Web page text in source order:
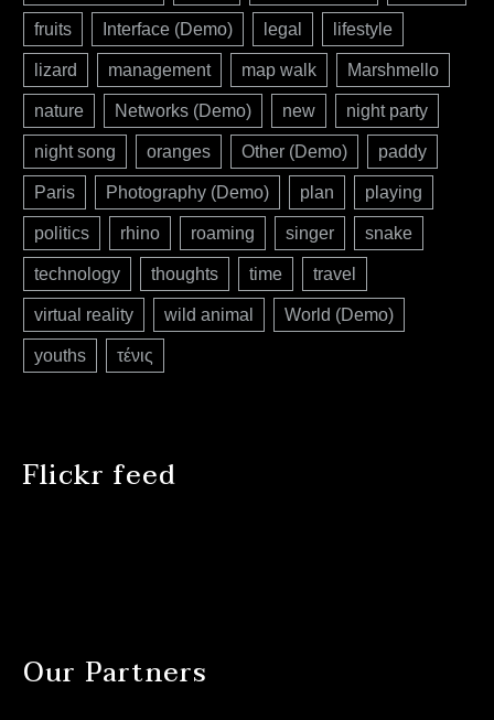
fruits Interface (Demo) legal lifestyle
lizard management map walk Marshmello
nature Networks (Demo) new night party
night song oranges Other (Demo) paddy
Paris Photography (Demo) plan playing
politics rhino roaming singer snake
technology thoughts time travel
virtual reality wild animal World (Demo)
youths τένις
Flickr feed
Our Partners